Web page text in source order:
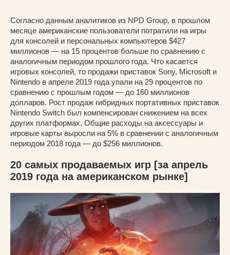
Согласно данным аналитиков из NPD Group, в прошлом
месяце американские пользователи потратили на игры
для консолей и персональных компьютеров $427
миллионов — на 15 процентов больше по сравнению с
аналогичным периодом прошлого года. Что касается
игровых консолей, то продажи приставок Sony, Microsoft и
Nintendo в апреле 2019 года упали на 29 процентов по
сравнению с прошлым годом — до 160 миллионов
долларов. Рост продаж гибридных портативных приставок
Nintendo Switch был компенсирован снижением на всех
других платформах. Общие расходы на аксессуары и
игровые карты выросли на 5% в сравнении с аналогичным
периодом 2018 года — до $256 миллионов.
20 самых продаваемых игр [за апрель
2019 года на американском рынке]